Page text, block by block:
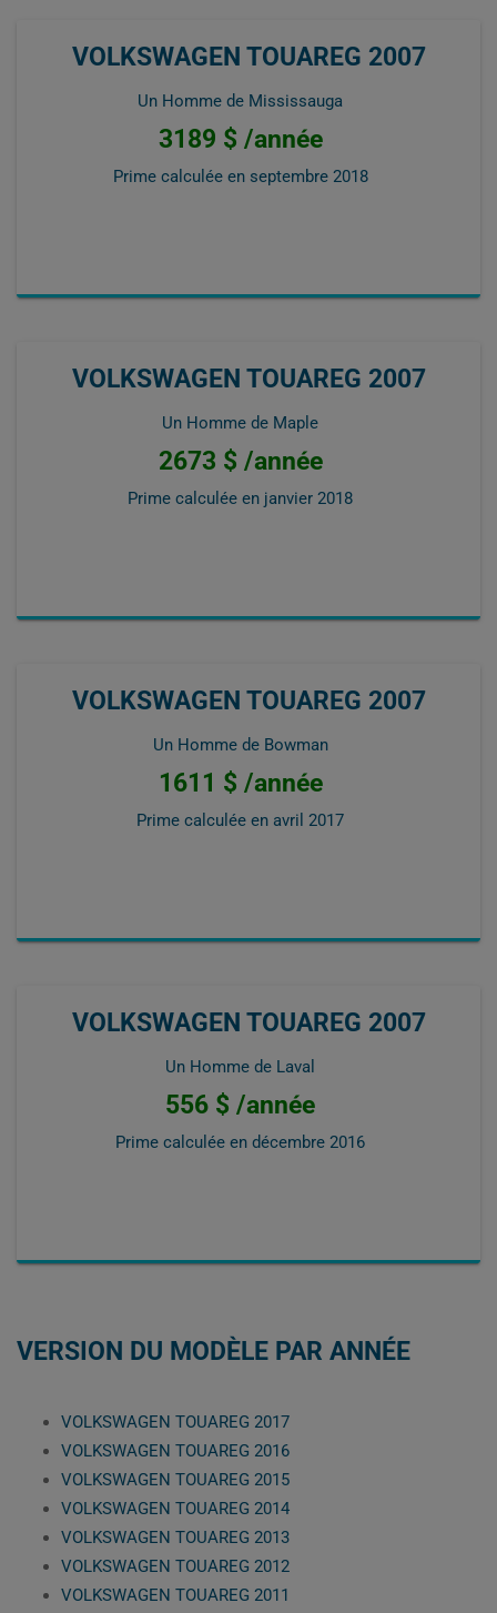
VOLKSWAGEN TOUAREG 2007
Un Homme de Mississauga
3189 $ /année
Prime calculée en septembre 2018
VOLKSWAGEN TOUAREG 2007
Un Homme de Maple
2673 $ /année
Prime calculée en janvier 2018
VOLKSWAGEN TOUAREG 2007
Un Homme de Bowman
1611 $ /année
Prime calculée en avril 2017
VOLKSWAGEN TOUAREG 2007
Un Homme de Laval
556 $ /année
Prime calculée en décembre 2016
VERSION DU MODÈLE PAR ANNÉE
VOLKSWAGEN TOUAREG 2017
VOLKSWAGEN TOUAREG 2016
VOLKSWAGEN TOUAREG 2015
VOLKSWAGEN TOUAREG 2014
VOLKSWAGEN TOUAREG 2013
VOLKSWAGEN TOUAREG 2012
VOLKSWAGEN TOUAREG 2011